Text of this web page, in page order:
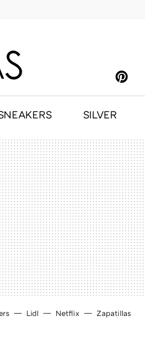
SILVER
Lidl Netflix Zapatillas